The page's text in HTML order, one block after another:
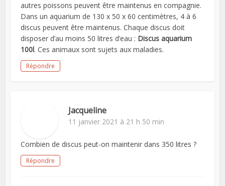
autres poissons peuvent être maintenus en compagnie.
Dans un aquarium de 130 x 50 x 60 centimètres, 4 à 6
discus peuvent être maintenus. Chaque discus doit
disposer d’au moins 50 litres d’eau : Discus aquarium
100l. Ces animaux sont sujets aux maladies.
Répondre
Jacqueline
11 janvier 2021 à 21 h 50 min
Combien de discus peut-on maintenir dans 350 litres ?
Répondre